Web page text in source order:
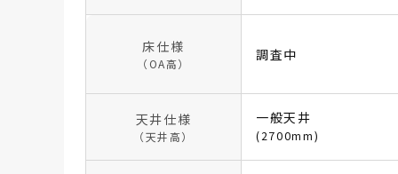
床仕様
（OA高）
調査中
天井仕様
（天井高）
一般天井
(2700mm)